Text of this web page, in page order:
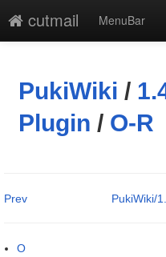
cutmail
MenuBar
添付
凍結解除
PukiWiki /
Plugin / O-R
Prev PukiWiki/
O